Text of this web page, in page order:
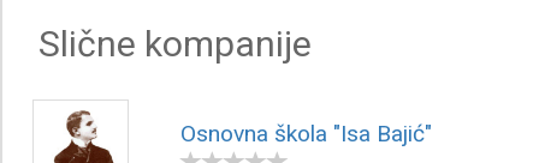
Slične kompanije
Osnovna škola "Isa Bajić"